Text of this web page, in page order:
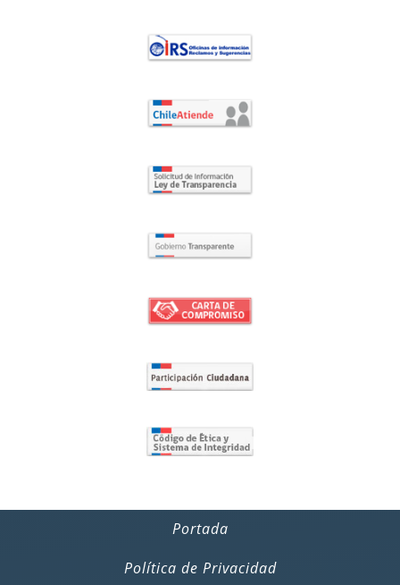
Portada
Política de Privacidad